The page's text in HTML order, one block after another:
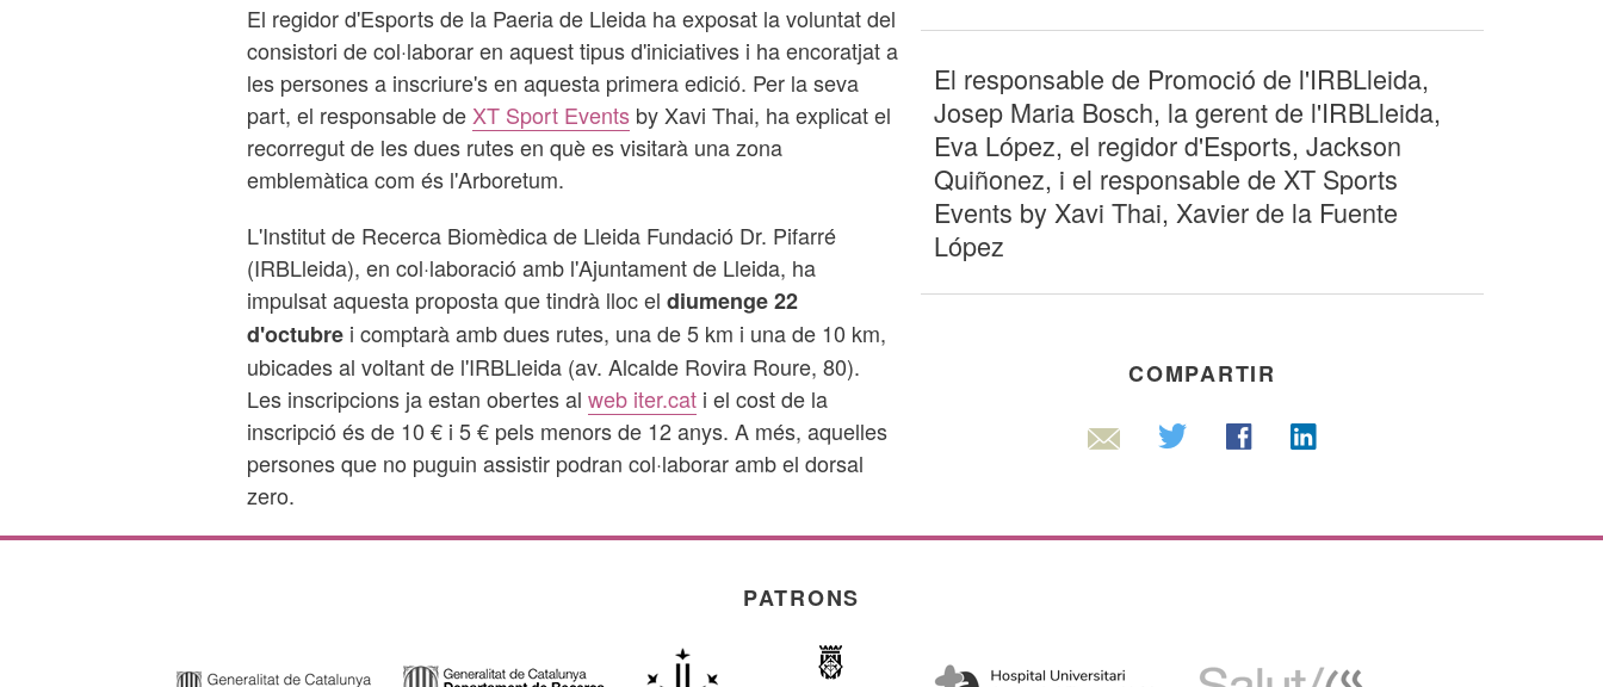
El regidor d'Esports de la Paeria de Lleida ha exposat la voluntat del
consistori de col·laborar en aquest tipus d'iniciatives i ha encoratjat a
les persones a inscriure's en aquesta primera edició. Per la seva
part, el responsable de XT Sport Eventsby Xavi Thai, ha explicat el
recorregut de les dues rutes en què es visitarà una zona
emblemàtica com és l'Arboretum.
L'Institut de Recerca Biomèdica de Lleida Fundació Dr. Pifarré
(IRBLleida), en col·laboració amb l'Ajuntament de Lleida, ha
impulsat aquesta proposta que tindrà lloc el diumenge 22
d'octubrei comptarà amb dues rutes, una de 5 km i una de 10 km,
ubicades al voltant de l'IRBLleida (av. Alcalde Rovira Roure, 80).
Les inscripcions ja estan obertes al web iter.cati el cost de la
inscripció és de 10 € i 5 € pels menors de 12 anys. A més, aquelles
persones que no puguin assistir podran col·laborar amb el dorsal
zero.
El responsable de Promoció de l'IRBLleida,
Josep Maria Bosch, la gerent de l'IRBLleida,
Eva López, el regidor d'Esports, Jackson
Quiñonez, i el responsable de XT Sports
Events by Xavi Thai, Xavier de la Fuente
López
COMPARTIR
Email Twitter FacebookLinkedin
PATRONS